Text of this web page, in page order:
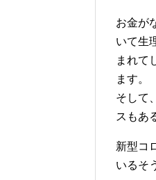
お金が
いて生
まれて
ます。
そして
スもあ
新型コ
いるそ